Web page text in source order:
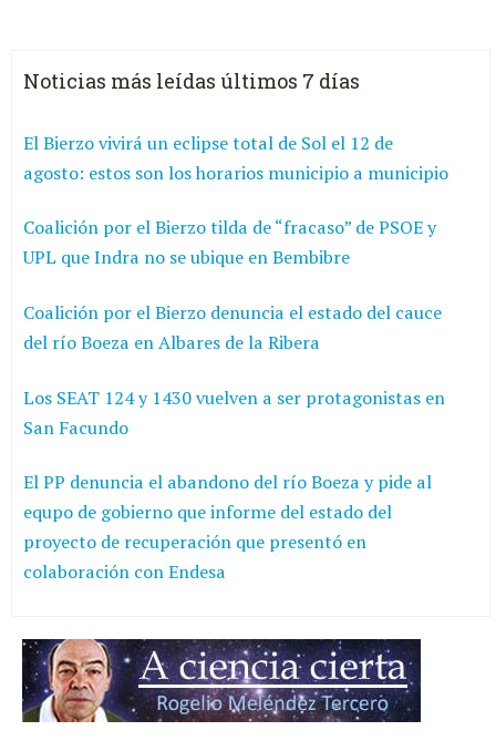
Noticias más leídas últimos 7 días
El Bierzo vivirá un eclipse total de Sol el 12 de
agosto: estos son los horarios municipio a municipio
Coalición por el Bierzo tilda de “fracaso” de PSOE y
UPL que Indra no se ubique en Bembibre
Coalición por el Bierzo denuncia el estado del cauce
del río Boeza en Albares de la Ribera
Los SEAT 124 y 1430 vuelven a ser protagonistas en
San Facundo
El PP denuncia el abandono del río Boeza y pide al
equpo de gobierno que informe del estado del
proyecto de recuperación que presentó en
colaboración con Endesa